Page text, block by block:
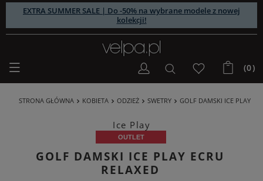
EXTRA SUMMER SALE | Do -50% na wybrane modele z nowej
kolekcji!
(0)
STRONA GŁÓWNA KOBIETA ODZIEŻ SWETRY GOLF DAMSKI ICE PLAY
Ice Play
OUTLET
GOLF DAMSKI ICE PLAY ECRU
RELAXED